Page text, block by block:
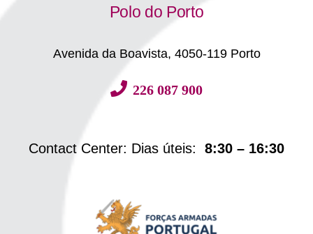
Polo do Porto
Avenida da Boavista, 4050-119 Porto
226 087 900
Contact Center: Dias úteis: 8:30 – 16:30